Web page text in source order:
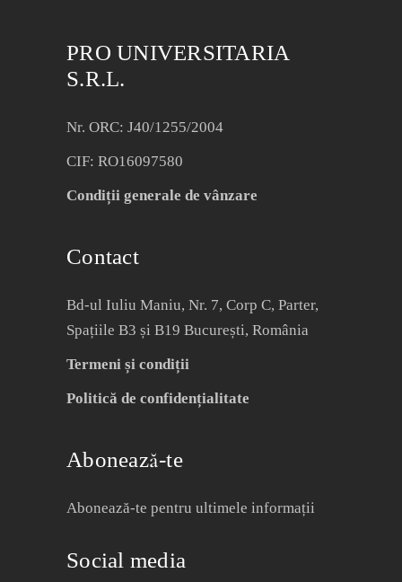
PRO UNIVERSITARIA
S.R.L.
Nr. ORC: J40/1255/2004
CIF: RO16097580
Condiții generale de vânzare
Contact
Bd-ul Iuliu Maniu, Nr. 7, Corp C, Parter,
Spațiile B3 și B19 București, România
Termeni și condiții
Politică de confidențialitate
Abonează-te
Abonează-te pentru ultimele informații
Social media